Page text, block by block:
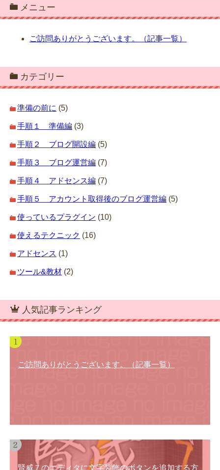
メニュー
ご訪問ありがとうございます。（記事一覧）
カテゴリー
準備の前に (5)
手順１ 準備編 (3)
手順２ ブログ開設編 (5)
手順３ ブログ運営編 (7)
手順４ アドセンス編 (7)
手順５ アカウント取得後のブログ運営編 (5)
使っているプラグイン (10)
使えるテクニック (16)
アドセンス (1)
ツール&教材 (2)
人気記事ランキング
ご訪問ありがとうございます。（記事一覧）
賢威７のエディタに文字装飾のボタンを追加する方